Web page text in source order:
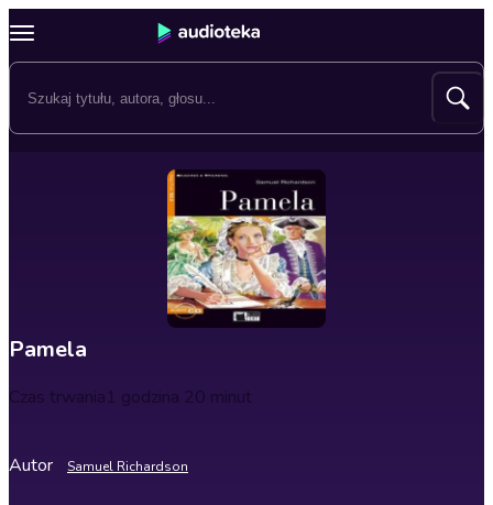
Pamela
Czas trwania1 godzina 20 minut
Autor Samuel Richardson